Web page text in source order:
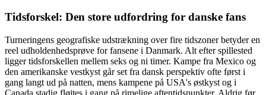
Tidsforskel: Den store udfordring for danske fans
Turneringens geografiske udstrækning over fire tidszoner betyder en
reel udholdenhedsprøve for fansene i Danmark. Alt efter spillested
ligger tidsforskellen mellem seks og ni timer. Kampe fra Mexico og
den amerikanske vestkyst går set fra dansk perspektiv ofte først i
gang langt ud på natten, mens kampene på USA's østkyst og i
Canada stadig fløjtes i gang på rimelige aftentidspunkter. Aldrig før